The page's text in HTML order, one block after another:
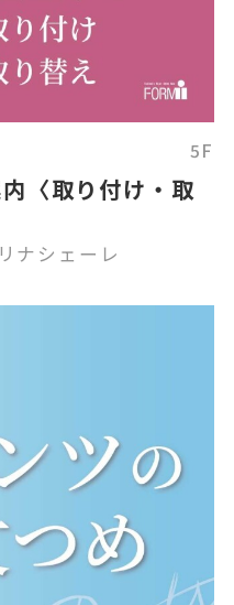
5F
〈取り付け・取
ナシェーレ